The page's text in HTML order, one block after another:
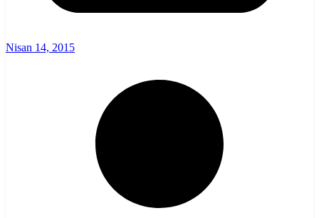
Nisan 14, 2015